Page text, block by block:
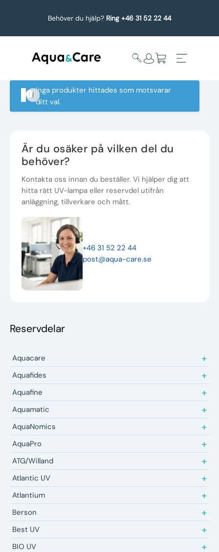
Behöver du hjälp? Ring +46 31 52 22 44
Köp reservdelar
Uppgradering
Underhållstips
Inga produkter hittades som motsvarar
ditt val.
Är du osäker på vilken del du
behöver?
Kontakta oss innan du beställer. Vi hjälper dig att
hitta rätt UV-lampa eller reservdel utifrån
anläggning, tillverkare och mått.
+46 31 52 22 44
post@aqua-care.se
Aquacare
Aquafides
Aquafine
Aquamatic
AquaNomics
AquaPro
ATG/Willand
Atlantic UV
Atlantium
Berson
Best UV
BIO UV
Reservdelar